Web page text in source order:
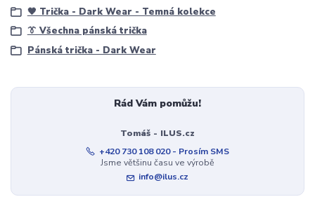
🖤 Trička - Dark Wear - Temná kolekce
👔 Všechna pánská trička
Pánská trička - Dark Wear
Rád Vám pomůžu!
Tomáš - ILUS.cz
+420 730 108 020 - Prosím SMS
Jsme většinu času ve výrobě
info@ilus.cz